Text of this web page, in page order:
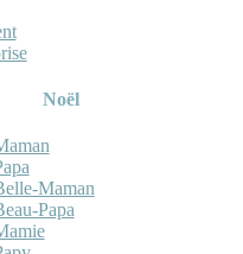
Noël
Maman
Papa